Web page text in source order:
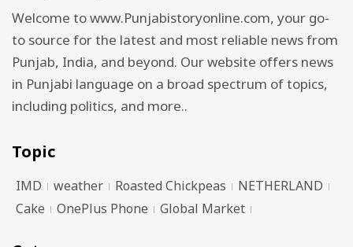
Welcome to www.Punjabistoryonline.com, your go-
to source for the latest and most reliable news from
Punjab, India, and beyond. Our website offers news
in Punjabi language on a broad spectrum of topics,
including politics, and more..
Topic
IMD weather Roasted Chickpeas
NETHERLAND
Cake
OnePlus Phone Global Market